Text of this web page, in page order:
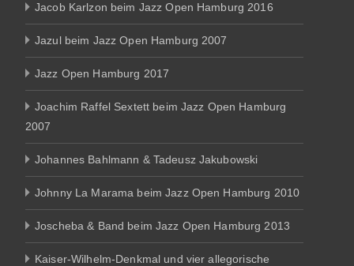
Jacob Karlzon beim Jazz Open Hamburg 2016
Jazul beim Jazz Open Hamburg 2007
Jazz Open Hamburg 2017
Joachim Raffel Sextett beim Jazz Open Hamburg
2007
Johannes Bahlmann & Tadeusz Jakubowski
Johnny La Marama beim Jazz Open Hamburg 2010
Joscheba & Band beim Jazz Open Hamburg 2013
Kaiser-Wilhelm-Denkmal und vier allegorische